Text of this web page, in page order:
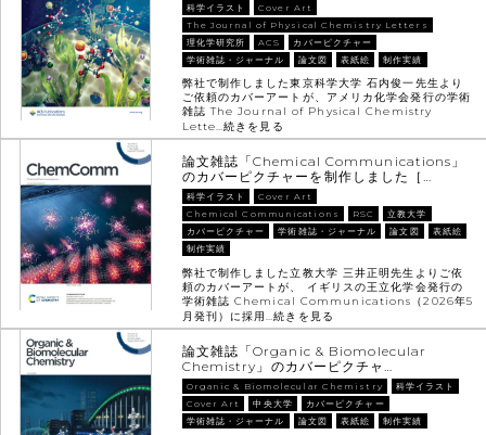
科学イラスト
Cover Art
The Journal of Physical Chemistry Letters
理化学研究所
ACS
カバーピクチャー
学術雑誌・ジャーナル
論文図 表紙絵 制作実績
弊社で制作しました東京科学大学 石内俊一先生より
ご依頼のカバーアートが、アメリカ化学会発行の学術
雑誌 The Journal of Physical Chemistry
Lette…続きを見る
論文雑誌「Chemical Communications」
のカバーピクチャーを制作しました［…
科学イラスト
Cover Art
Chemical Communications
RSC
立教大学
カバーピクチャー
学術雑誌・ジャーナル 論文図
表紙絵
制作実績
弊社で制作しました立教大学 三井正明先生よりご依
頼のカバーアートが、 イギリスの王立化学会発行の
学術雑誌 Chemical Communications（2026年5
月発刊）に採用…続きを見る
論文雑誌「Organic & Biomolecular
Chemistry」のカバーピクチャ…
Organic & Biomolecular Chemistry
科学イラスト
Cover Art
中央大学
カバーピクチャー
学術雑誌・ジャーナル
論文図 表紙絵 制作実績